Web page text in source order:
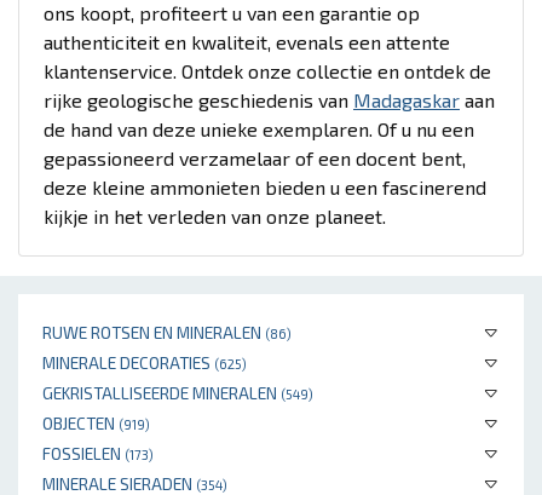
RUWE ROTSEN EN MINERALEN (86)
MINERALE DECORATIES (625)
GEKRISTALLISEERDE MINERALEN (549)
OBJECTEN (919)
FOSSIELEN (173)
MINERALE SIERADEN (354)
ons koopt, profiteert u van een garantie op
authenticiteit en kwaliteit, evenals een attente
klantenservice. Ontdek onze collectie en ontdek de
rijke geologische geschiedenis van Madagaskar aan
de hand van deze unieke exemplaren. Of u nu een
gepassioneerd verzamelaar of een docent bent,
deze kleine ammonieten bieden u een fascinerend
kijkje in het verleden van onze planeet.